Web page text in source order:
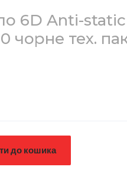
6D Anti-
чорне тех.
до кошика